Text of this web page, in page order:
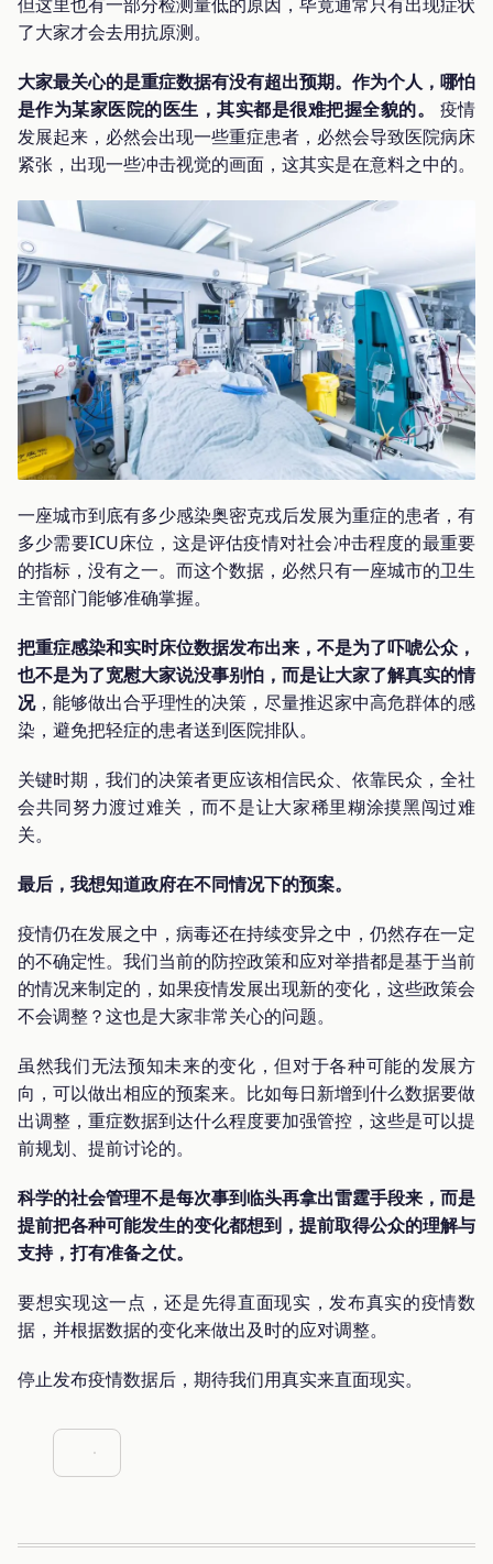
了大家才会去用抗原测。
大家最关心的是重症数据有没有超出预期。作为个人，哪怕
是作为某家医院的医生，其实都是很难把握全貌的。
疫情
发展起来，必然会出现一些重症患者，必然会导致医院病床
紧张，出现一些冲击视觉的画面，这其实是在意料之中的。
一座城市到底有多少感染奥密克戎后发展为重症的患者，有
多少需要ICU床位，这是评估疫情对社会冲击程度的最重要
的指标，没有之一。而这个数据，必然只有一座城市的卫生
主管部门能够准确掌握。
把重症感染和实时床位数据发布出来，不是为了吓唬公众，
也不是为了宽慰大家说没事别怕，而是让大家了解真实的情
况，能够做出合乎理性的决策，尽量推迟家中高危群体的感
染，避免把轻症的患者送到医院排队。
关键时期，我们的决策者更应该相信民众、依靠民众，全社
会共同努力渡过难关，而不是让大家稀里糊涂摸黑闯过难
关。
最后，我想知道政府在不同情况下的预案。
疫情仍在发展之中，病毒还在持续变异之中，仍然存在一定
的不确定性。我们当前的防控政策和应对举措都是基于当前
的情况来制定的，如果疫情发展出现新的变化，这些政策会
不会调整？这也是大家非常关心的问题。
虽然我们无法预知未来的变化，但对于各种可能的发展方
向，可以做出相应的预案来。比如每日新增到什么数据要做
出调整，重症数据到达什么程度要加强管控，这些是可以提
前规划、提前讨论的。
科学的社会管理不是每次事到临头再拿出雷霆手段来，而是
提前把各种可能发生的变化都想到，提前取得公众的理解与
支持，打有准备之仗。
要想实现这一点，还是先得直面现实，发布真实的疫情数
据，并根据数据的变化来做出及时的应对调整。
停止发布疫情数据后，期待我们用真实来直面现实。